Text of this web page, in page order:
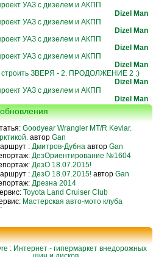
УАЗ с дизелем и АКПП
Dizel Man
УАЗ с дизелем и АКПП
Dizel Man
УАЗ с дизелем и АКПП
Dizel Man
УАЗ с дизелем и АКПП
Dizel Man
строить ЗВЕРЯ - 2. ПРОДОЛЖЕНИЕ 2 :)
Dizel Man
УАЗ с дизелем и АКПП
Dizel Man
Goodyear Wrangler MT/R Kevlar.
автор Gan
: Дмитров-Дубнаавтор Gan
ДезОриентирование №1604
ДезО 18.07.2015!
: ДезО 18.07.2015! автор Gan
Дрезна 2014
Toyota Land Cruiser Club
Мастерская авто-мото клуба